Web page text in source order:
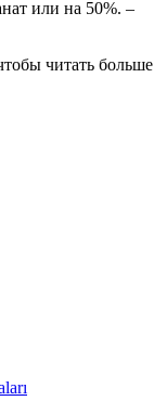
или на 50%. –
читать больше